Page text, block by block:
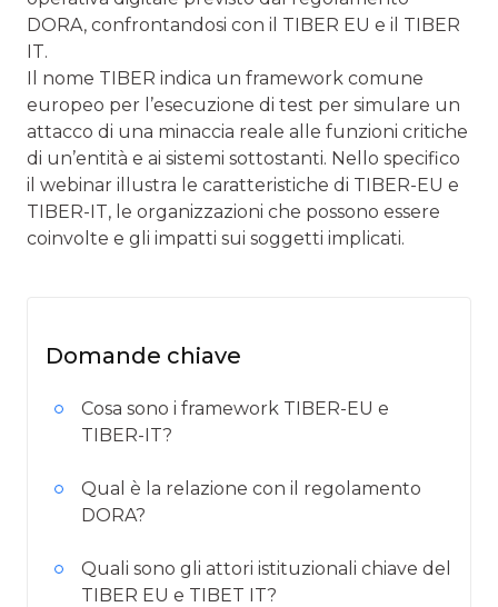
DORA, confrontandosi con il TIBER EU e il TIBER
IT.
Il nome TIBER indica un framework comune
europeo per l’esecuzione di test per simulare un
attacco di una minaccia reale alle funzioni critiche
di un’entità e ai sistemi sottostanti. Nello specifico
il webinar illustra le caratteristiche di TIBER-EU e
TIBER-IT, le organizzazioni che possono essere
coinvolte e gli impatti sui soggetti implicati.
Domande chiave
Cosa sono i framework TIBER-EU e
TIBER-IT?
Qual è la relazione con il regolamento
DORA?
Quali sono gli attori istituzionali chiave del
TIBER EU e TIBET IT?